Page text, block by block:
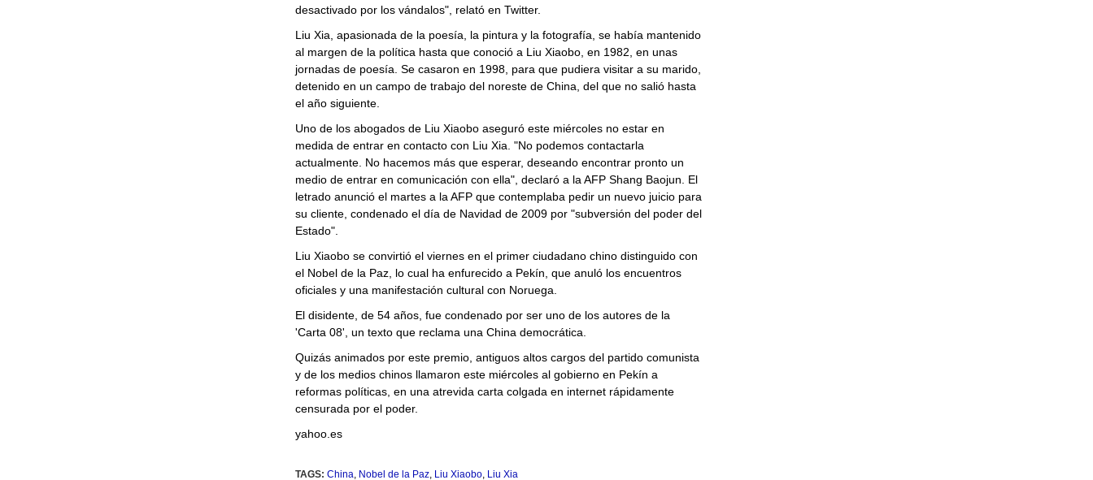
desactivado por los vándalos", relató en Twitter.
Liu Xia, apasionada de la poesía, la pintura y la fotografía, se había mantenido
al margen de la política hasta que conoció a Liu Xiaobo, en 1982, en unas
jornadas de poesía. Se casaron en 1998, para que pudiera visitar a su marido,
detenido en un campo de trabajo del noreste de China, del que no salió hasta
el año siguiente.
Uno de los abogados de Liu Xiaobo aseguró este miércoles no estar en
medida de entrar en contacto con Liu Xia. "No podemos contactarla
actualmente. No hacemos más que esperar, deseando encontrar pronto un
medio de entrar en comunicación con ella", declaró a la AFP Shang Baojun. El
letrado anunció el martes a la AFP que contemplaba pedir un nuevo juicio para
su cliente, condenado el día de Navidad de 2009 por "subversión del poder del
Estado".
Liu Xiaobo se convirtió el viernes en el primer ciudadano chino distinguido con
el Nobel de la Paz, lo cual ha enfurecido a Pekín, que anuló los encuentros
oficiales y una manifestación cultural con Noruega.
El disidente, de 54 años, fue condenado por ser uno de los autores de la
'Carta 08', un texto que reclama una China democrática.
Quizás animados por este premio, antiguos altos cargos del partido comunista
y de los medios chinos llamaron este miércoles al gobierno en Pekín a
reformas políticas, en una atrevida carta colgada en internet rápidamente
censurada por el poder.
yahoo.es
TAGS: China Nobel de la Paz, Liu Xiaobo, Liu Xia